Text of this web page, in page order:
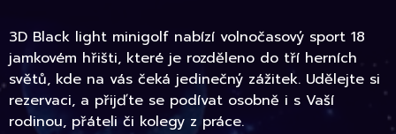
3D Black light minigolf nabízí volnočasový sport 18
jamkovém hřišti, které je rozděleno do tří herních
světů, kde na vás čeká jedinečný zážitek. Udělejte si
rezervaci, a přijďte se podívat osobně i s Vaší
rodinou, přáteli či kolegy z práce.